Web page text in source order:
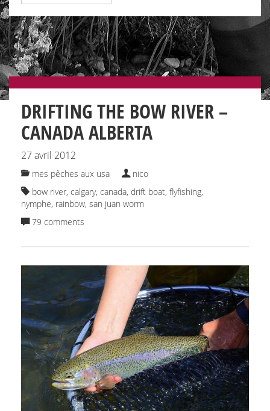
DRIFTING THE BOW RIVER –
CANADA ALBERTA
27 avril 2012
mes pêches aux usa
nico
bow river, calgary, canada, drift boat, flyfishing,
nymphe, rainbow, san juan worm
79 comments